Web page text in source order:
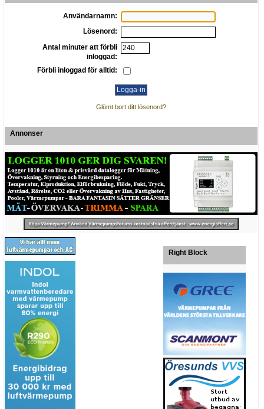
Användarnamn:
Lösenord:
Antal minuter att förbli
inloggad:
Förbli inloggad för alltid:
Glömt bort ditt lösenord?
Annonser
Right Block